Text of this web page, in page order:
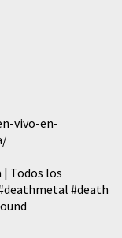
vivo-en-
| Todos los
#death